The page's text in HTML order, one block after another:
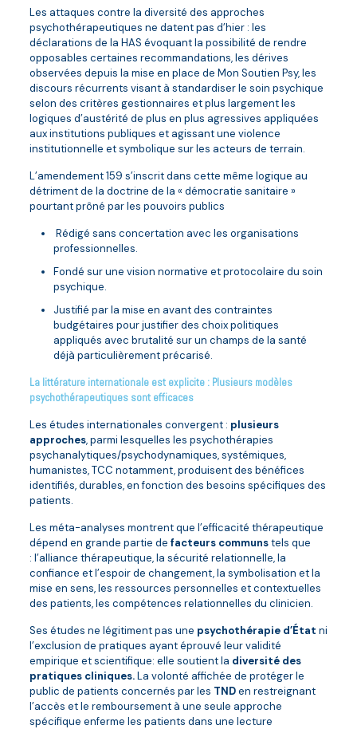
Les attaques contre la diversité des approches
psychothérapeutiques ne datent pas d’hier : les
déclarations de la HAS évoquant la possibilité de rendre
opposables certaines recommandations, les dérives
observées depuis la mise en place de Mon Soutien Psy, les
discours récurrents visant à standardiser le soin psychique
selon des critères gestionnaires et plus largement les
logiques d’austérité de plus en plus agressives appliquées
aux institutions publiques et agissant une violence
institutionnelle et symbolique sur les acteurs de terrain.
L’amendement 159 s’inscrit dans cette même logique au
détriment de la doctrine de la « démocratie sanitaire »
pourtant prôné par les pouvoirs publics
Rédigé sans concertation avec les organisations
professionnelles.
Fondé sur une vision normative et protocolaire du soin
psychique.
Justifié par la mise en avant des contraintes
budgétaires pour justifier des choix politiques
appliqués avec brutalité sur un champs de la santé
déjà particulièrement précarisé.
La littérature internationale est explicite : Plusieurs modèles
psychothérapeutiques sont efficaces
Les études internationales convergent : plusieurs
approches, parmi lesquelles les psychothérapies
psychanalytiques/psychodynamiques, systémiques,
humanistes, TCC notamment, produisent des bénéfices
identifiés, durables, en fonction des besoins spécifiques des
patients.
Les méta-analyses montrent que l’efficacité thérapeutique
dépend en grande partie de facteurs communstels que
: l’alliance thérapeutique, la sécurité relationnelle, la
confiance et l’espoir de changement, la symbolisation et la
mise en sens, les ressources personnelles et contextuelles
des patients, les compétences relationnelles du clinicien.
Ses études ne légitiment pas une psychothérapie d’État ni
l’exclusion de pratiques ayant éprouvé leur validité
empirique et scientifique: elle soutient la diversité des
pratiques cliniques.La volonté affichée de protéger le
public de patients concernés par les TNDen restreignant
l’accès et le remboursement à une seule approche
spécifique enferme les patients dans une lecture